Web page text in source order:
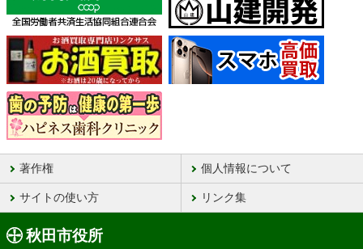
著作権 個人情報について
サイトの使い方 リンク集
秋田市役所